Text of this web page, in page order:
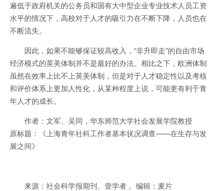
遍低于政府机关的公务员和国有大中型企业专业技术人员工资
水平的情况下，高校对于人才的吸引力在不断下降，人员也在
不断流失。
因此，如果不能够保证较高收入，“非升即走”的自由市场
经济模式的英美体制并不是最好的办法。相比之下，欧洲体制
虽然在效率上比不上英美体制，但是对于人才稳定性以及考核
和评价体系上更加人性化，从某种程度上说，可能更有利于青
年人才的成长。
作者：文军、吴同，华东师范大学社会发展学院教授
原标题：《上海青年社科工作者基本状况调查——在生存与发
展之间》
来源：社会科学报期刊、壹学者 。编辑：麦片